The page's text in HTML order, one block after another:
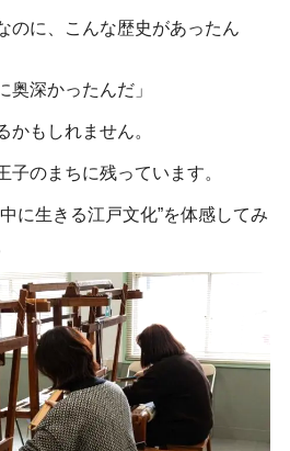
のに、こんな歴史があったん
奥深かったんだ」
かもしれません。
子のまちに残っています。
に生きる江戸文化”を体感してみ